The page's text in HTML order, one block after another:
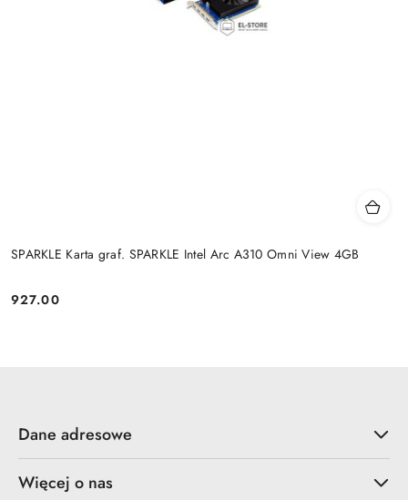
SPARKLE Karta graf. SPARKLE Intel Arc A310 Omni View 4GB
Cena:
927.00
Dane adresowe
Więcej o nas